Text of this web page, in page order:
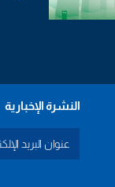
النشرة الإخبارية